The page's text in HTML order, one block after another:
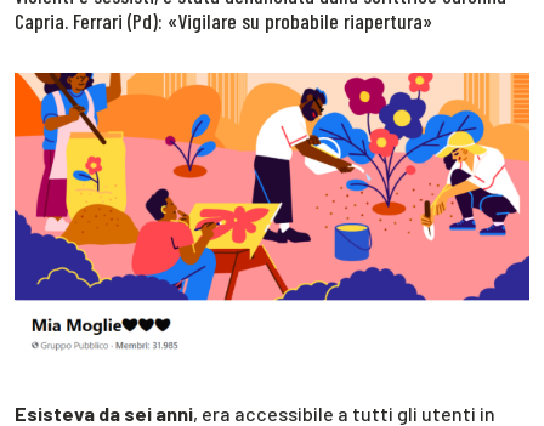
Capria. Ferrari (Pd): «Vigilare su probabile riapertura»
Esisteva da sei anni, era accessibile a tutti gli utenti in